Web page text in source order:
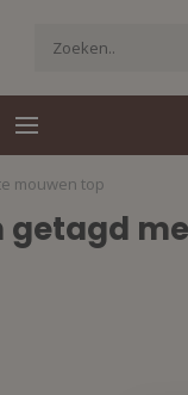
mouwen top
getagd